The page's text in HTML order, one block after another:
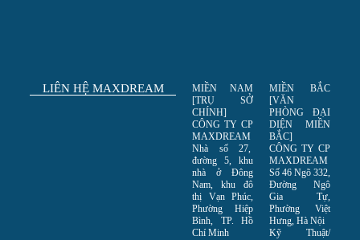
LIÊN HỆ MAXDREAM
MIỀN NAM
[TRỤ SỞ
CHÍNH]
CÔNG TY CP
MAXDREAM
Nhà số 27,
đường 5, khu
nhà ở Đông
Nam, khu đô
thị Vạn Phúc,
Phường Hiệp
Bình, TP. Hồ
Chí Minh
MIỀN BẮC
[VĂN
PHÒNG ĐẠI
DIỆN MIỀN
BẮC]
CÔNG TY CP
MAXDREAM
Số 46 Ngõ 332,
Đường Ngô
Gia Tự,
Phường Việt
Hưng, Hà Nội
Kỹ Thuật/